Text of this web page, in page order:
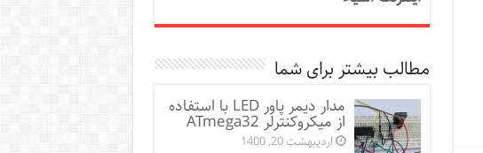
مطالب بیشتر برای شما
مدار دیمر پاور LED با استفاده
از میکروکنترلر ATmega32
اردیبهشت 20, 1400